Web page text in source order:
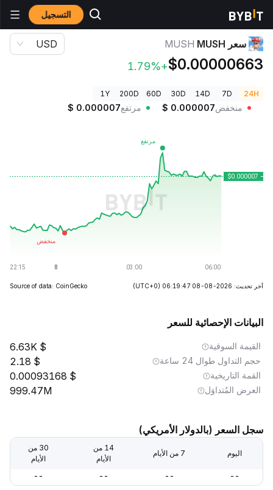
التسجيل أسعار العملات الرقمية
سعر MUSH MUSH
$0.00000663
+1.79%
USD
24H
7D
14D
30D
60D
200D
1Y
منخفض $ 0.000007 مرتفع $ 0.000007
آخر تحديث: 2026-08-08 06:19:47 (UTC+0)
Source of data: CoinGecko
البيانات الإحصائية للسعر
القيمة السوقية 6.63K
حجم التداول طوال 24 ساعة 2.18
القمة التاريخية 0.00093168
العرض المُتداوَل 999.47M
سجل السعر (بالدولار الأمريكي)
اليوم 7 من الأيام
14 من
الأيام
30 من
الأيام
--
--
--
--